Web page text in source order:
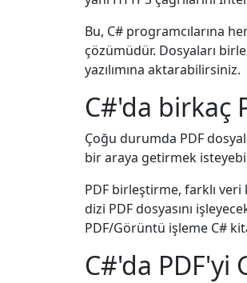
Bu, C# programcılarına
çözümüdür. Dosyaları
yazılımına aktarabilirsiniz.
C#'da birkaç
Çoğu durumda PDF
bir araya getirmek
PDF birleştirme, farklı
dizi PDF dosyasını
PDF/Görüntü işleme C#
C#'da